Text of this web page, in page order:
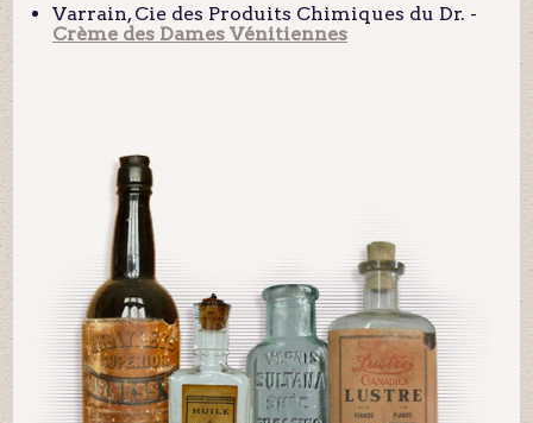
Varrain, Cie des Produits Chimiques du Dr. -
Crème des Dames Vénitiennes